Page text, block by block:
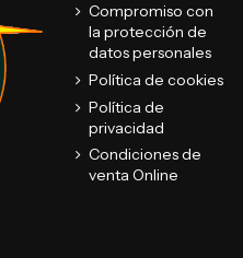
Compromiso con
la protección de
datos personales
Política de cookies
Política de
privacidad
Condiciones de
venta Online